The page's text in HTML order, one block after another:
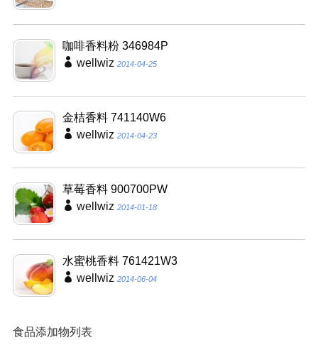
咖啡香料粉 346984P
wellwiz 2014-04-25
金桔香料 741140W6
wellwiz 2014-04-23
草莓香料 900700PW
wellwiz 2014-01-18
水蜜桃香料 761421W3
wellwiz 2014-06-04
食品添加物列表